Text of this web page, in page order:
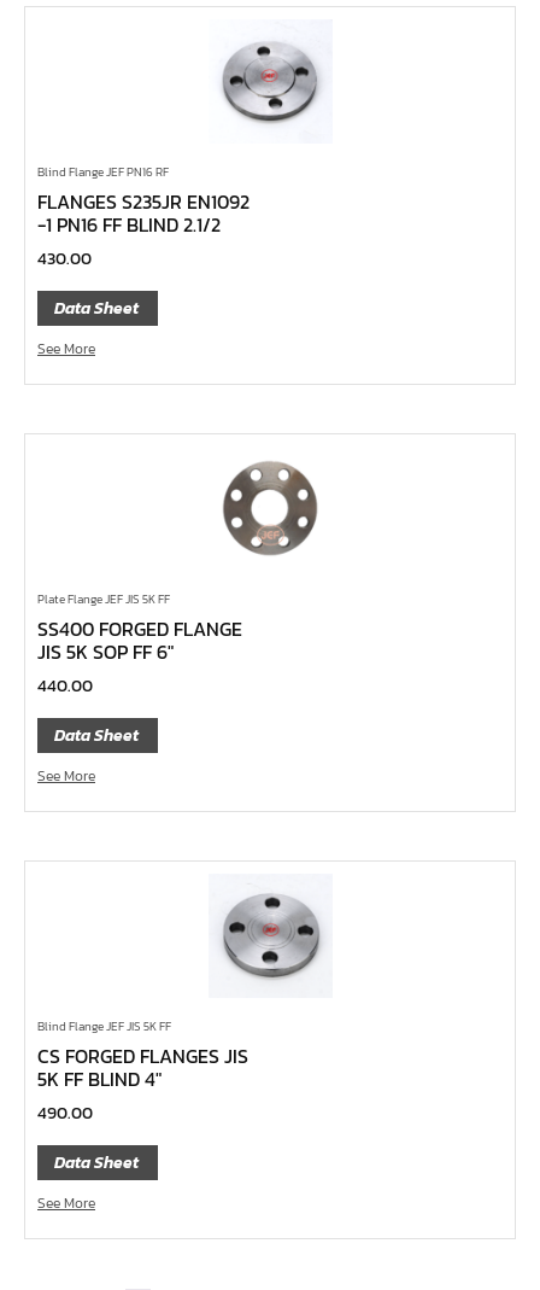
ลูกบ๊อกซ์ ท๊อกซ์ สั้น ยาว, ยาวพิเศษ 1/4", 3/8" ,1/2", 3/4"
ลูกบ๊อกซ์ Nut Grip สั้น ยาว, กึ่งยาว, ลูกบ๊อกซ์ Nut Grip บ๊
อกข้ออ่อน 1/4", 3/8", 1/2"
ลูกบ๊อกซ์ ถนอมมุมน๊อต
ลูกบ๊อกซ์ ข้อต่อ
ลูกบ๊อกซ์ ขนาด 1"
ลูกบ๊อกซ์ ขนาด 3/4"
ลูกบ๊อกซ์ ขนาด 1/2"
เครื่องมือสำหรับงานประปา
เครื่องมือสำหรับรถยนต์
เครื่องมือสำหรับจักรยานยนต์
เครื่องมือซ่อมจักรยาน
เครื่องมือทั่วไป
เครื่องมือลม
เครื่องมือวัด
กรรไกรตัดเหล็กเส้น กรรไกรตัดเหล็กแผ่น
แหวนฟรี
แหวน
แหวนข้าง – ปากตายข้าง
ปากตาย Unior
ไขควงอิเลคโทรนิค
Blind Flange JEF PN16 RF
FLANGES S235JR EN1092
-1 PN16 FF BLIND 2.1/2
430.00
Data Sheet
See More
Plate Flange JEF JIS 5K FF
SS400 FORGED FLANGE
JIS 5K SOP FF 6″
440.00
Data Sheet
See More
Blind Flange JEF JIS 5K FF
CS FORGED FLANGES JIS
5K FF BLIND 4″
490.00
Data Sheet
See More